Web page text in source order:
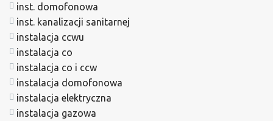
inst. domofonowa
inst. kanalizacji sanitarnej
instalacja ccwu
instalacja co
instalacja co i ccw
instalacja domofonowa
instalacja elektryczna
instalacja gazowa